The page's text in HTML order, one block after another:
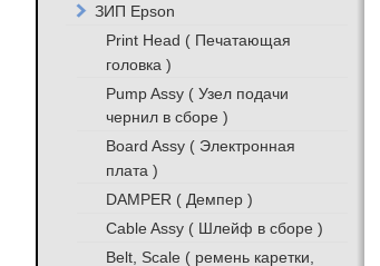
ЗИП Epson
Print Head ( Печатающая
головка )
Pump Assy ( Узел подачи
чернил в сборе )
Board Assy ( Электронная
плата )
DAMPER ( Демпер )
Cable Assy ( Шлейф в сборе )
Belt, Scale ( ремень каретки,